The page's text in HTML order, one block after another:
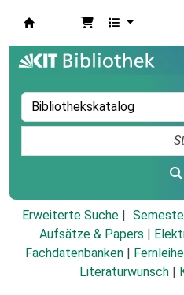
Erweiterte Suche
Aufsätze & Papers
Fachdatenbanken
Fernleihe
Literaturwunsch